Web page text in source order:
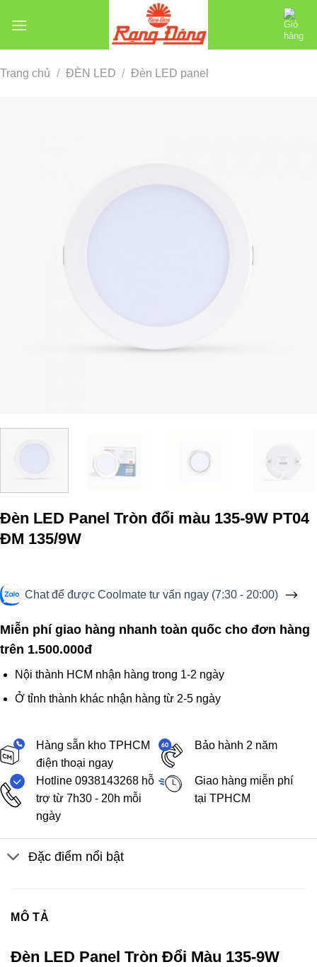
đến
Trang chủ / ĐÈN LED / Đèn LED panel
Đèn LED Panel Tròn đổi màu 135-9W PT04
ĐM 135/9W
Chat để được Coolmate tư vấn ngay (7:30 - 20:00)
Miễn phí giao hàng nhanh toàn quốc cho đơn hàng
trên 1.500.000đ
Nội thành HCM nhận hàng trong 1-2 ngày
Ở tỉnh thành khác nhận hàng từ 2-5 ngày
Hàng sẵn kho TPHCM
điện thoại ngay
Bảo hành 2 năm
Hotline 0938143268 hỗ
trợ từ 7h30 - 20h mỗi
ngày
Giao hàng miễn phí
tại TPHCM
Đặc điểm nổi bật
MÔ TẢ
Đèn LED Panel Tròn Đổi Màu 135-9W